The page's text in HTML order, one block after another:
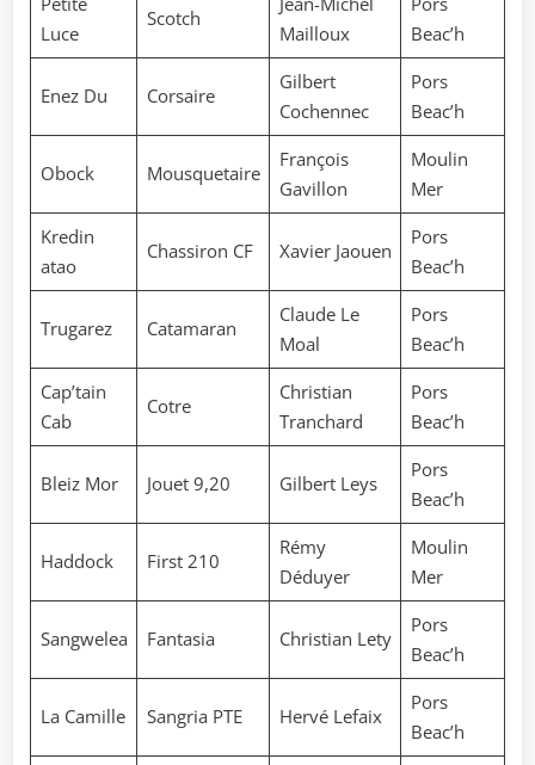
Luce
Scotch
Mailloux
Beac’h
Enez Du Corsaire
Gilbert
Cochennec
Pors
Beac’h
Obock Mousquetaire
François
Gavillon
Moulin
Mer
Kredin
atao
Chassiron CF Xavier Jaouen
Pors
Beac’h
Trugarez Catamaran
Claude Le
Moal
Pors
Beac’h
Cap’tain
Cab
Cotre
Christian
Tranchard
Pors
Beac’h
Bleiz Mor Jouet 9,20 Gilbert Leys
Pors
Beac’h
Haddock First 210
Rémy
Déduyer
Moulin
Mer
Sangwelea Fantasia Christian Lety
Pors
Beac’h
La Camille Sangria PTE Hervé Lefaix
Pors
Beac’h